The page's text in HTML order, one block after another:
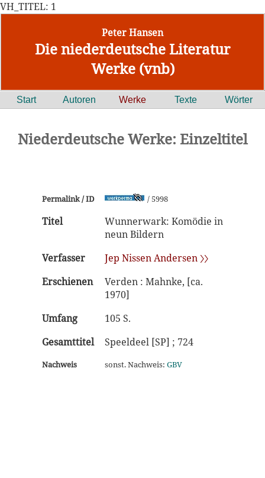
VH_TITEL: 1
Peter Hansen
Die niederdeutsche Literatur
Werke (vnb)
Start Autoren Werke Texte Wörter
Niederdeutsche Werke: Einzeltitel
Permalink / ID / 5998
Titel
Wunnerwark: Komödie in
neun Bildern
Verfasser
Jep Nissen Andersen 〉〉
Erschienen
Verden : Mahnke, [ca.
1970]
Umfang
105 S.
Gesamttitel
Speeldeel [SP] ; 724
Nachweis sonst. Nachweis: GBV